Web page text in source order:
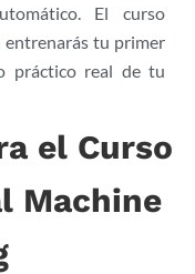
El curso
entrenarás tu primer
práctico real de tu
el Curso
Machine